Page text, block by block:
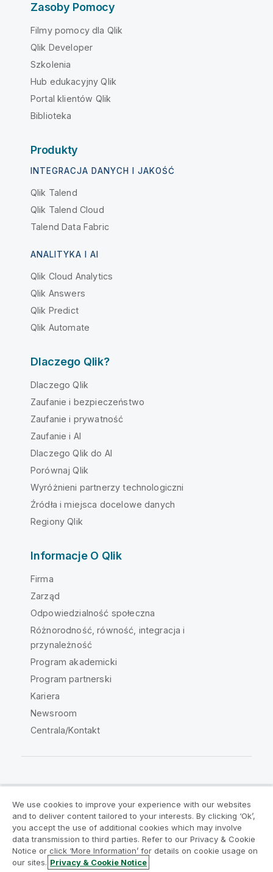
Zasoby Pomocy
Filmy pomocy dla Qlik
Qlik Developer
Szkolenia
Hub edukacyjny Qlik
Portal klientów Qlik
Biblioteka
Produkty
INTEGRACJA DANYCH I JAKOŚĆ
Qlik Talend
Qlik Talend Cloud
Talend Data Fabric
ANALITYKA I AI
Qlik Cloud Analytics
Qlik Answers
Qlik Predict
Qlik Automate
Dlaczego Qlik?
Dlaczego Qlik
Zaufanie i bezpieczeństwo
Zaufanie i prywatność
Zaufanie i AI
Dlaczego Qlik do AI
Porównaj Qlik
Wyróżnieni partnerzy technologiczni
Źródła i miejsca docelowe danych
Regiony Qlik
Informacje O Qlik
Firma
Zarząd
Odpowiedzialność społeczna
Różnorodność, równość, integracja i
przynależność
Program akademicki
Program partnerski
Kariera
Newsroom
Centrala/Kontakt
Umowy prawne
Warunki produktu
Legal Policies
Legal Policies
Warunki korzystania
Znaki towarowe
We use cookies to improve your experience with our websites
and to deliver content tailored to your interests. By clicking ‘Ok’,
you accept the use of additional cookies which may involve
data transmission to third parties. Refer to our Privacy & Cookie
Notice or click ‘More Information’ for details on cookie usage on
our sites. Privacy & Cookie Notice